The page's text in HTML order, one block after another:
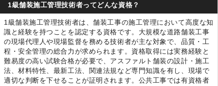
1級舗装施工管理技術者ってどんな資格？
1級舗装施工管理技術者は、舗装工事の施工管理において高度な知
識と経験を持つことを認定する資格です。大規模な道路舗装工事
の現場代理人や現場監督を務める技術者が主な対象で、品質・工
程・安全管理の総合力が求められます。資格取得には実務経験と
難易度の高い試験合格が必要で、アスファルト舗装の設計・施工
法、材料特性、最新工法、関連法規など専門知識を有し、現場で
適切な判断を下せることが証明されます。公共工事では有資格者